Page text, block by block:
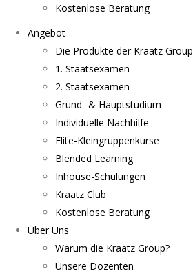
Kostenlose Beratung
Angebot
Die Produkte der Kraatz Group
1. Staatsexamen
2. Staatsexamen
Grund- & Hauptstudium
Individuelle Nachhilfe
Elite-Kleingruppenkurse
Blended Learning
Inhouse-Schulungen
Kraatz Club
Kostenlose Beratung
Über Uns
Warum die Kraatz Group?
Unsere Dozenten